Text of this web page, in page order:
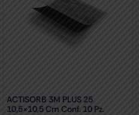
ACTISORB 3M PLUS 25
10,5×10,5 Cm Conf. 10 Pz.